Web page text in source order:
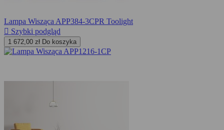
Lampa Wisząca APP384-3CPR Toolight
 Szybki podgląd
1 672,00 zł Do koszyka